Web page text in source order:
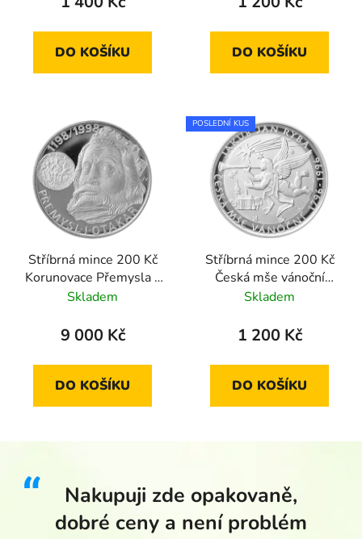
DO KOŠÍKU DO KOŠÍKU
Stříbrná mince 200 Kč
Korunovace Přemysla I.
Otakara českým králem
Skladem
9 000 Kč
DO KOŠÍKU
POSLEDNÍ KUS
Stříbrná mince 200 Kč
Česká mše vánoční
Jakuba Jana Ryby 1996
Skladem
1 200 Kč
DO KOŠÍKU
Nakupuji zde opakovaně,
dobré ceny a není problém